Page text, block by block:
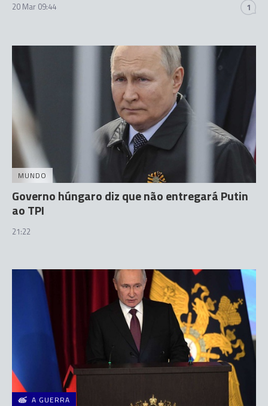
20 Mar 09:44 1
MUNDO
Governo húngaro diz que não entregará Putin
ao TPI
21:22
A GUERRA